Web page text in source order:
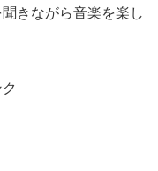
きながら音楽を楽し